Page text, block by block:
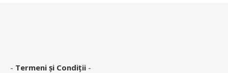
- Termeni și Condiții -